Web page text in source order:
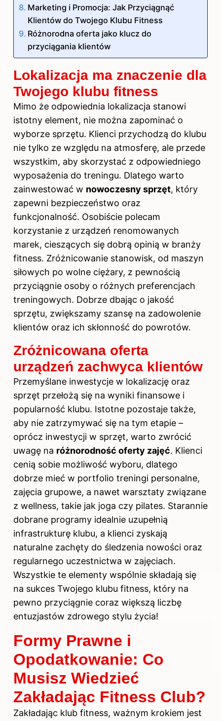
Marketing i Promocja: Jak Przyciągnąć
Klientów do Twojego Klubu Fitness
Różnorodna oferta jako klucz do
przyciągania klientów
Lokalizacja ma znaczenie dla
Twojego klubu fitness
Mimo że odpowiednia lokalizacja stanowi
istotny element, nie można zapominać o
wyborze sprzętu. Klienci przychodzą do klubu
nie tylko ze względu na atmosferę, ale przede
wszystkim, aby skorzystać z odpowiedniego
wyposażenia do treningu. Dlatego warto
zainwestować w nowoczesny sprzęt, który
zapewni bezpieczeństwo oraz
funkcjonalność. Osobiście polecam
korzystanie z urządzeń renomowanych
marek, cieszących się dobrą opinią w branży
fitness. Zróżnicowanie stanowisk, od maszyn
siłowych po wolne ciężary, z pewnością
przyciągnie osoby o różnych preferencjach
treningowych. Dobrze dbając o jakość
sprzętu, zwiększamy szansę na zadowolenie
klientów oraz ich skłonność do powrotów.
Zróżnicowana oferta
urządzeń zachwyca klientów
Przemyślane inwestycje w lokalizację oraz
sprzęt przełożą się na wyniki finansowe i
popularność klubu. Istotne pozostaje także,
aby nie zatrzymywać się na tym etapie –
oprócz inwestycji w sprzęt, warto zwrócić
uwagę na różnorodność oferty zajęć. Klienci
cenią sobie możliwość wyboru, dlatego
dobrze mieć w portfolio treningi personalne,
zajęcia grupowe, a nawet warsztaty związane
z wellness, takie jak joga czy pilates. Starannie
dobrane programy idealnie uzupełnią
infrastrukturę klubu, a klienci zyskają
naturalne zachęty do śledzenia nowości oraz
regularnego uczestnictwa w zajęciach.
Wszystkie te elementy wspólnie składają się
na sukces Twojego klubu fitness, który na
pewno przyciągnie coraz większą liczbę
entuzjastów zdrowego stylu życia!
Formy Prawne i
Opodatkowanie: Co
Musisz Wiedzieć
Zakładając Fitness Club?
Zakładając klub fitness, ważnym krokiem jest